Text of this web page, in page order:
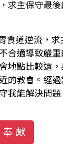
求主保守最
食道逆流，求
合適導致嚴重
地點比較遠
的教會。經
我能解決問題
奉 獻